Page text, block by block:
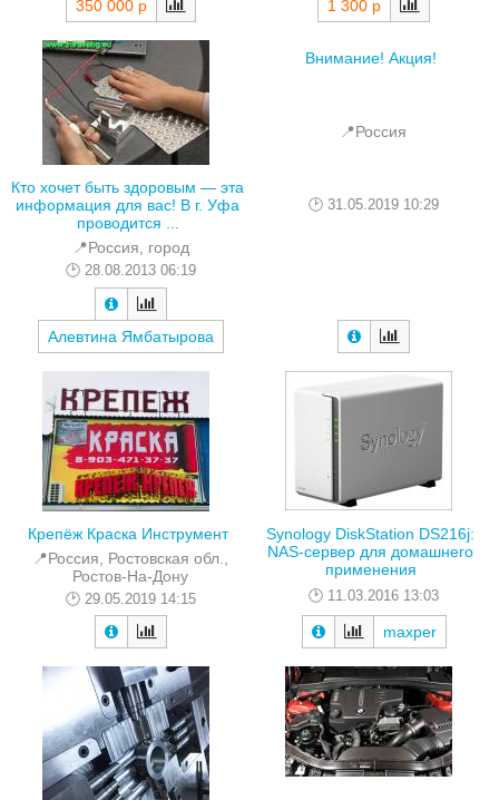
350 000 р 1 300 р
Кто хочет быть здоровым — эта
информация для вас! В г. Уфа
проводится ...
📍Россия, город
28.08.2013 06:19
Алевтина Ямбатырова
Внимание! Акция!
📍Россия
31.05.2019 10:29
Крепёж Краска Инструмент
📍Россия, Ростовская обл.,
Ростов-На-Дону
29.05.2019 14:15
Synology DiskStation DS216j:
NAS-сервер для домашнего
применения
11.03.2016 13:03
maxper